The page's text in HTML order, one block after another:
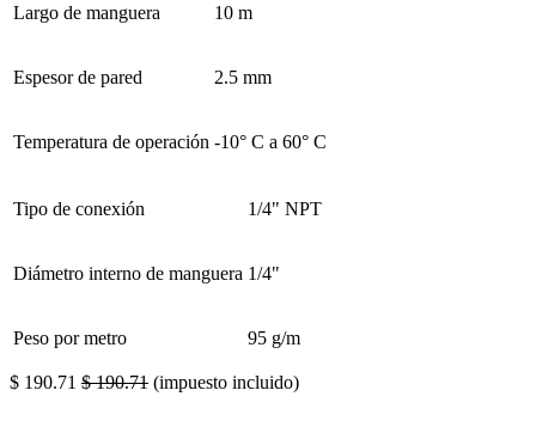
Largo de manguera 10 m
Espesor de pared 2.5 mm
Temperatura de operación -10° C a 60° C
Tipo de conexión 1/4" NPT
Diámetro interno de manguera 1/4"
Peso por metro 95 g/m
$ 190.71 $190.71 (impuesto incluido)